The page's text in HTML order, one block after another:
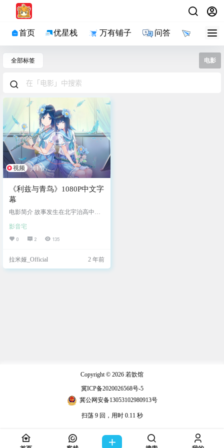
首页 优星栈 万有铺子 问答 导航
全部标签 电影
视频 共1节
《利兹与青鸟》1080P中文字
幕
电影简介 故事发生在北宇治高中的
音）和伞木希美（东山奈央 配音）
分别负责双簧管和长笛的演奏。铠
希美的出现和靠近让铠塚霙第一次
感受到了友情带来的温暖，因此将
影音宅
0 2 135
拉米娅_Official 2 年前
Copyright © 2026 若歆馆
冀ICP备2020026568号-5
冀公网安备13053102980913号
扫荡 9 回，用时 0.11 秒